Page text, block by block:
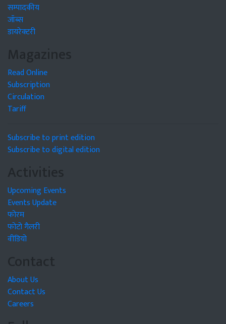
सम्पादकीय
जॉब्स
डायरेक्टरी
Magazines
Read Online
Subscription
Circulation
Tariff
Subscribe to print edition
Subscribe to digital edition
Activities
Upcoming Events
Events Update
फोरम
फोटो गैलरी
वीडियो
Contact
About Us
Contact Us
Careers